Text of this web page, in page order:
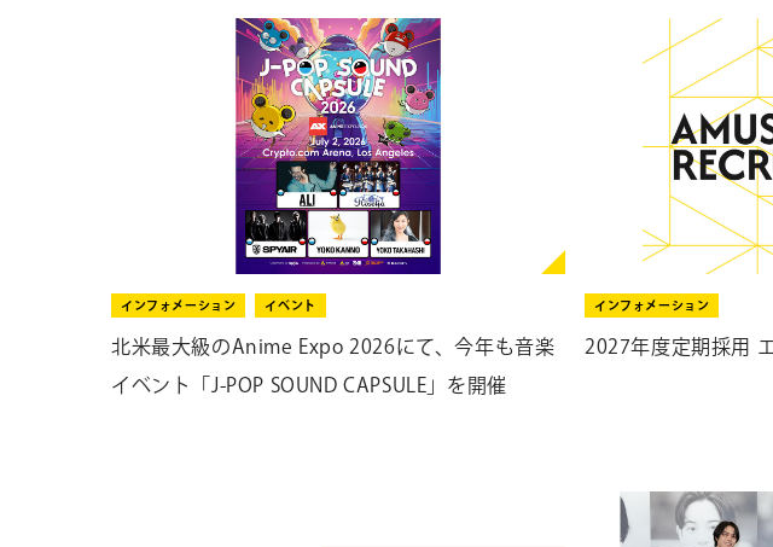
インフォメーション イベント
北米最大級のAnime Expo 2026にて、今年も音楽
イベント「J-POP SOUND CAPSULE」を開催
インフォメーション
2027年度定期採用